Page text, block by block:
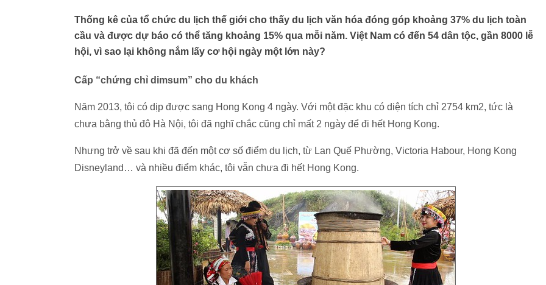
Thống kê của tổ chức du lịch thế giới cho thấy du lịch văn hóa đóng góp khoảng 37% du lịch toàn
cầu và được dự báo có thể tăng khoảng 15% qua mỗi năm. Việt Nam có đến 54 dân tộc, gần 8000 lễ
hội, vì sao lại không nắm lấy cơ hội ngày một lớn này?
Cấp “chứng chỉ dimsum” cho du khách
Năm 2013, tôi có dịp được sang Hong Kong 4 ngày. Với một đặc khu có diện tích chỉ 2754 km2, tức là
chưa bằng thủ đô Hà Nội, tôi đã nghĩ chắc cũng chỉ mất 2 ngày để đi hết Hong Kong.
Nhưng trở về sau khi đã đến một cơ số điểm du lịch, từ Lan Quế Phường, Victoria Habour, Hong Kong
Disneyland… và nhiều điểm khác, tôi vẫn chưa đi hết Hong Kong.